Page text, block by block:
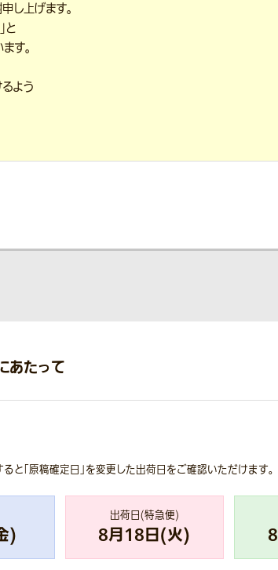
し上げます。
と
す。
よう
あたって
と「原稿確定日」を変更した出荷日をご確認いただけます。
)
出荷日(特急便)
8月18日(火) 8